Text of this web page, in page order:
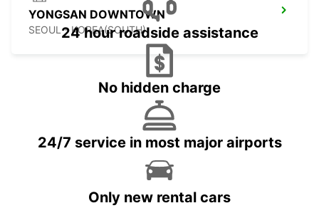
YONGSAN DOWNTOWN
SEOUL - KOREA(SOUTH)
24 hour roadside assistance
No hidden charge
24/7 service in most major airports
Only new rental cars